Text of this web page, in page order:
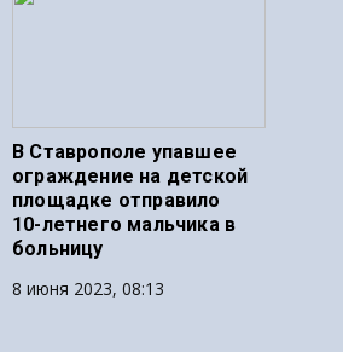
В Ставрополе упавшее
ограждение на детской
площадке отправило
10-летнего мальчика в
больницу
8 июня 2023, 08:13